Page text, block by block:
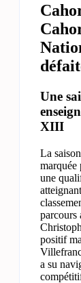
Une
XIII
La
marquée
une
parcours
positif
a su